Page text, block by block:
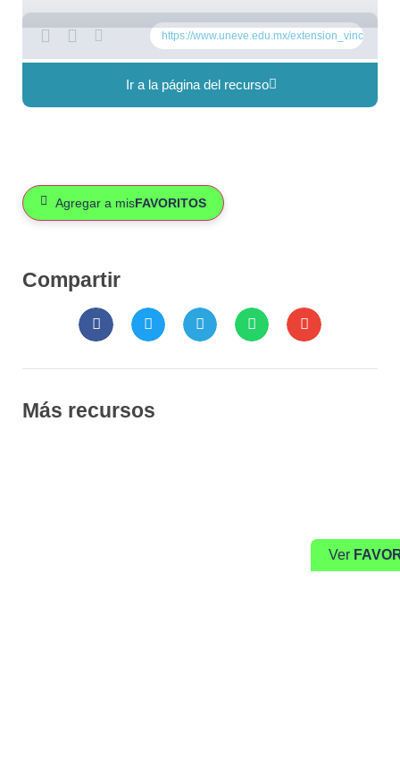
https://www.uneve.edu.mx/
Ir a la página del recurso
Ver
Agregar a misFAVORITOS
Compartir
Más recursos